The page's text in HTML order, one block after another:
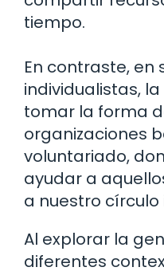
tiempo.
En contraste,
individualistas,
tomar la forma
organizaciones
voluntariado,
ayudar a
a nuestro
Al explorar la
diferentes